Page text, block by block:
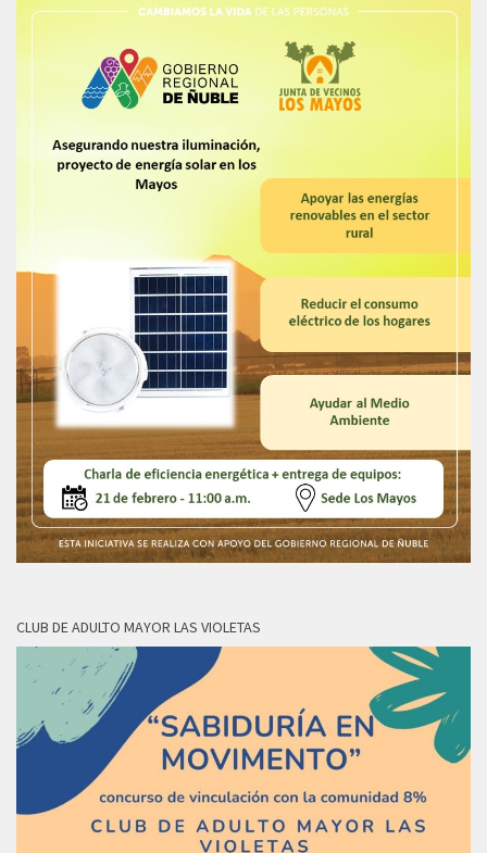
CLUB DE ADULTO MAYOR LAS VIOLETAS